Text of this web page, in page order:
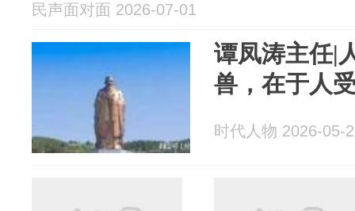
民声面对面 2026-07-01
谭凤涛主任|
兽，在于人
时代人物 2026-05-